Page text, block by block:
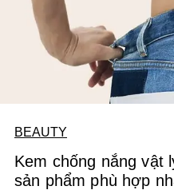
BEAUTY
Kem chống nắng vật
sản phẩm phù hợp